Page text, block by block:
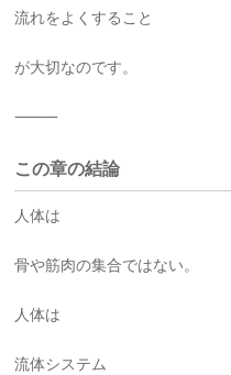
流れをよくすること
が大切なのです。
⸻
この章の結論
人体は
骨や筋肉の集合ではない。
人体は
流体システム